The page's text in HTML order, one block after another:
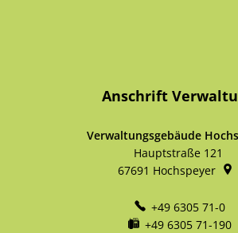
Anschrift
Verwaltungsgebäude
Hauptstraße 121
67691 Hochspeyer
+49 6305 71-0
+49 6305 71-190